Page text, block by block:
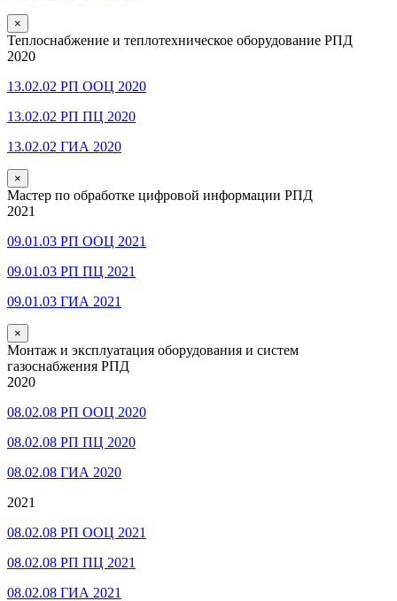
×
Теплоснабжение и теплотехническое оборудование РПД
2020
13.02.02 РП ООЦ 2020
13.02.02 РП ПЦ 2020
13.02.02 ГИА 2020
×
Мастер по обработке цифровой информации РПД
2021
09.01.03 РП ООЦ 2021
09.01.03 РП ПЦ 2021
09.01.03 ГИА 2021
×
Монтаж и эксплуатация оборудования и систем
газоснабжения РПД
2020
08.02.08 РП ООЦ 2020
08.02.08 РП ПЦ 2020
08.02.08 ГИА 2020
2021
08.02.08 РП ООЦ 2021
08.02.08 РП ПЦ 2021
08.02.08 ГИА 2021